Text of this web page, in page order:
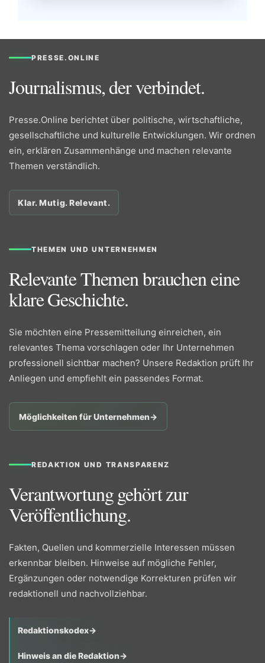
PRESSE.ONLINE
Journalismus, der verbindet.
Presse.Online berichtet über politische, wirtschaftliche,
gesellschaftliche und kulturelle Entwicklungen. Wir ordnen
ein, erklären Zusammenhänge und machen relevante
Themen verständlich.
Klar. Mutig. Relevant.
THEMEN UND UNTERNEHMEN
Relevante Themen brauchen eine
klare Geschichte.
Sie möchten eine Pressemitteilung einreichen, ein
relevantes Thema vorschlagen oder Ihr Unternehmen
professionell sichtbar machen? Unsere Redaktion prüft Ihr
Anliegen und empfiehlt ein passendes Format.
Möglichkeiten für Unternehmen→
REDAKTION UND TRANSPARENZ
Verantwortung gehört zur
Veröffentlichung.
Fakten, Quellen und kommerzielle Interessen müssen
erkennbar bleiben. Hinweise auf mögliche Fehler,
Ergänzungen oder notwendige Korrekturen prüfen wir
redaktionell und nachvollziehbar.
Redaktionskodex→
Hinweis an die Redaktion→